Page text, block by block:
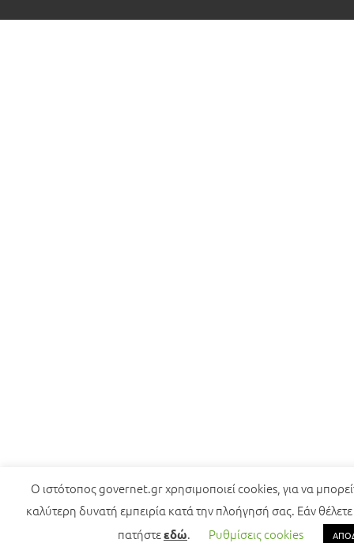
Ο ιστότοπος governet.gr χρησιμοποιεί cookies, για να
καλύτερη δυνατή εμπειρία κατά την πλοήγησή σας. Εάν
πατήστεεδώ. Ρυθμίσεις cookies